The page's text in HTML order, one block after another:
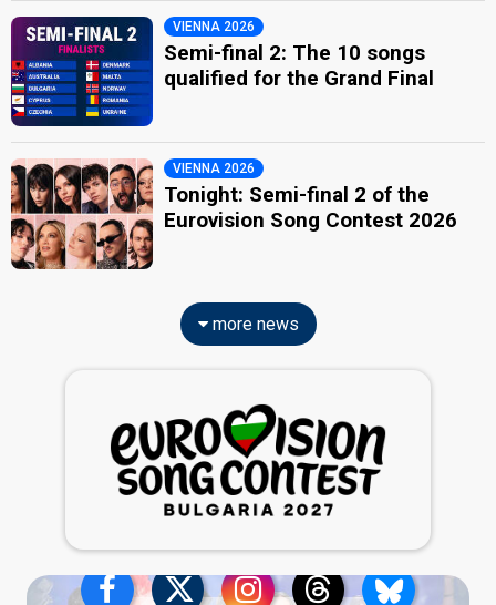
VIENNA 2026
Semi-final 2: The 10 songs
qualified for the Grand Final
VIENNA 2026
Tonight: Semi-final 2 of the
Eurovision Song Contest 2026
more news